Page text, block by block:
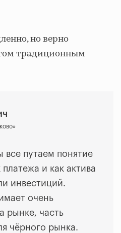
но верно
традиционным
путаем понятие
и как актива
инвестиций.
очень
рынке, часть
чёрного рынка.